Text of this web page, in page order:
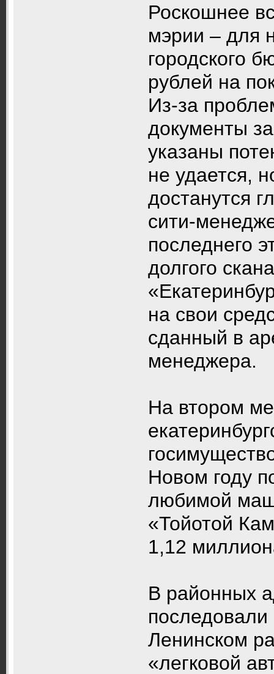
Роскошнее
мэрии – для
городского
рублей на
Из-за
документы
указаны
не удается,
достанутся
сити-
последнего
долгого
на свои
сданный в
менеджера.
На втором
Новом году
любимой
«Тойотой
1,12
В районных
последовали
Ленинском
«легковой